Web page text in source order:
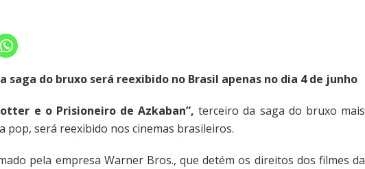
saga do bruxo será reexibido no Brasil apenas no dia 4 de junho
e o Prisioneiro de Azkaban”, terceiro da saga do bruxo mais
pop, será reexibido nos cinemas brasileiros.
pela empresa Warner Bros., que detém os direitos dos filmes da